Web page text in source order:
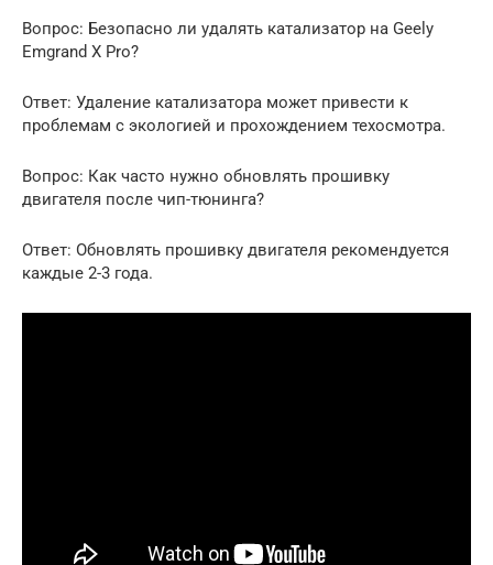
Вопрос: Безопасно ли удалять катализатор на Geely
Emgrand X Pro?
Ответ: Удаление катализатора может привести к
проблемам с экологией и прохождением техосмотра.
Вопрос: Как часто нужно обновлять прошивку
двигателя после чип-тюнинга?
Ответ: Обновлять прошивку двигателя рекомендуется
каждые 2-3 года.